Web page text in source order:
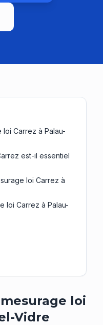
Carrez à Palau-
est-il essentiel
loi Carrez à
loi Carrez à Palau-
loi
Vidre